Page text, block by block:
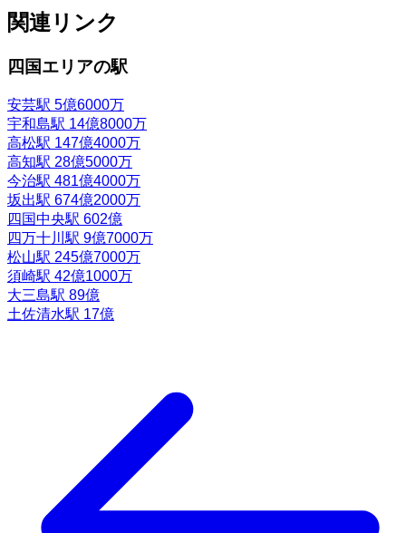
関連リンク
四国エリアの駅
安芸駅 5億6000万
宇和島駅 14億8000万
高松駅 147億4000万
高知駅 28億5000万
今治駅 481億4000万
坂出駅 674億2000万
四国中央駅 602億
四万十川駅 9億7000万
松山駅 245億7000万
須崎駅 42億1000万
大三島駅 89億
土佐清水駅 17億